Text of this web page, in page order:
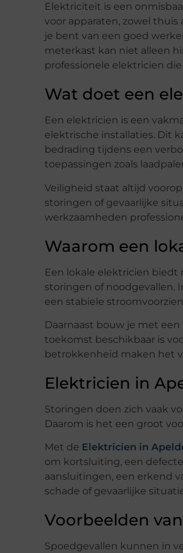
Elektriciteit is een
voor apparaten, zowel
je bent van een goed
meterkast kan niet alleen
professionele elektricien
Wat doet een
Een elektricien is een
elektrische installaties. Dit
bedrading tijdens een
toepassingen zoals
Veiligheid staat altijd
storingen of gevaarlijke
werkzaamheden
Waarom een
Een lokale elektricien biedt
storingen of noodgevallen.
een stabiele
Daarnaast bouw je met
toekomst beschikbaar is
betrokkenheid maken het
Elektricien in
Storingen doen zich vaak
Daarom is het een groot
Met de Elektricien in
om kortsluiting, een
aansluitingen, een erkend
schade of gevaarlijke
Voorbeelden
Spoedgevallen kunnen in